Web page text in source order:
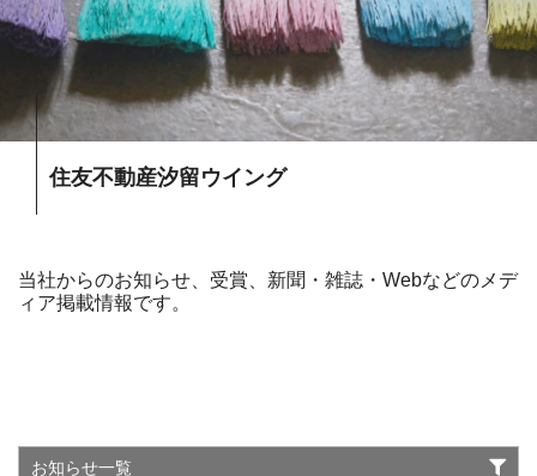
住友不動産汐留ウイング
当社からのお知らせ、受賞、新聞・雑誌・Webなどのメデ
ィア掲載情報です。
お知らせ一覧